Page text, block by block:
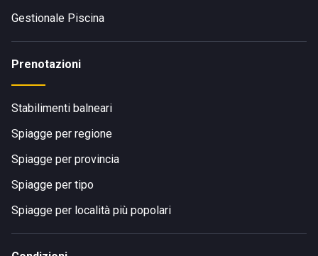
Gestionale Piscina
Prenotazioni
Stabilimenti balneari
Spiagge per regione
Spiagge per provincia
Spiagge per tipo
Spiagge per località più popolari